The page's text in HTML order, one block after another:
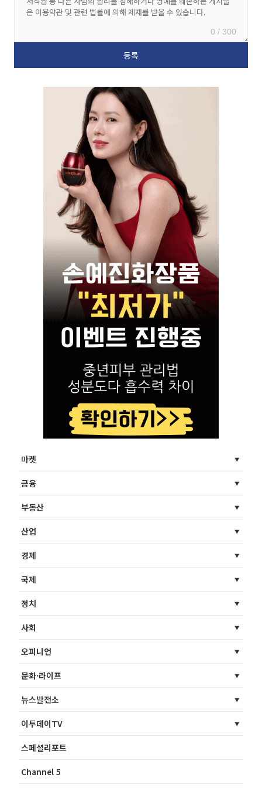
0 / 300
마켓
금융
부동산
산업
경제
국제
정치
사회
오피니언
문화·라이프
뉴스발전소
이투데이TV
스페셜리포트
Channel 5